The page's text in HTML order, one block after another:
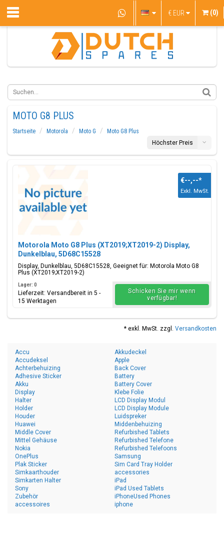
€ EUR (0)
MOTO G8 PLUS
Startseite Motorola Moto G
Moto G8 Plus
Höchster Preis
Motorola Moto G8 Plus (XT2019;XT2019-2) Display,
Dunkelblau, 5D68C15528
Display, Dunkelblau, 5D68C15528, Geeignet für: Motorola Moto G8
Plus (XT2019;XT2019-2)
€--,--*
Exkl. MwSt.
Lager: 0
Lieferzeit: Versandbereit in 5 -
15 Werktagen
Schicken Sie mir wenn
verfügbar!
* exkl. MwSt. zzgl. Versandkosten
Accu
Accudeksel
Achterbehuizing
Adhesive Sticker
Akku
Akkudeckel
Apple
Back Cover
Battery
Battery Cover
Display
Halter
Holder
Houder
Huawei
Klebe Folie
LCD Display Modul
LCD Display Module
Luidspreker
Middenbehuizing
Middle Cover
Mittel Gehäuse
Nokia
OnePlus
Plak Sticker
Refurbished Tablets
Refurbished Telefone
Refurbished Telefoons
Samsung
Sim Card Tray Holder
Simkaarthouder
Simkarten Halter
Sony
Zubehör
accessoires
accessories
iPad
iPad Used Tablets
iPhoneUsed Phones
iphone